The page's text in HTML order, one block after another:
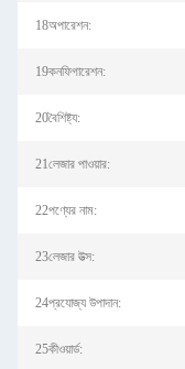
18অপারেশন:
19কনফিগারেশন:
20বৈশিষ্ট্য:
21লেজার পাওয়ার:
22পণ্যের নাম:
23লেজার উত্স:
24প্রযোজ্য উপাদান:
25কীওয়ার্ড: